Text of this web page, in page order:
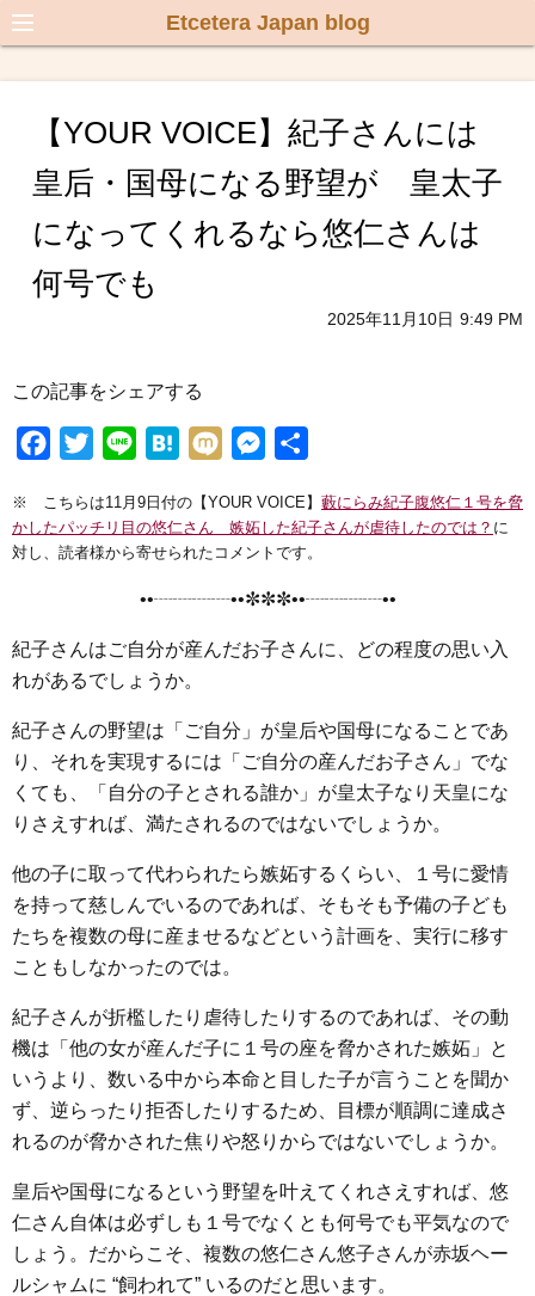
Etcetera Japan blog
【YOUR VOICE】紀子さんには
皇后・国母になる野望が 皇太子
になってくれるなら悠仁さんは
何号でも
2025年11月10日 9:49 PM
この記事をシェアする
c
e
o
k
i
t
r
n
e
H
t
e
M
x
s
s
n
g
※ こちらは11月9日付の【YOUR VOICE】 藪にらみ紀子腹悠仁１号を脅
かしたパッチリ目の悠仁さん 嫉妬した紀子さんが虐待したのでは？ に
対し、読者様から寄せられたコメントです。
••┈┈┈┈••✼✼✼••┈┈┈┈••
紀子さんはご自分が産んだお子さんに、どの程度の思い入
れがあるでしょうか。
紀子さんの野望は「ご自分」が皇后や国母になることであ
り、それを実現するには「ご自分の産んだお子さん」でな
くても、「自分の子とされる誰か」が皇太子なり天皇にな
りさえすれば、満たされるのではないでしょうか。
他の子に取って代わられたら嫉妬するくらい、１号に愛情
を持って慈しんでいるのであれば、そもそも予備の子ども
たちを複数の母に産ませるなどという計画を、実行に移す
こともしなかったのでは。
紀子さんが折檻したり虐待したりするのであれば、その動
機は「他の女が産んだ子に１号の座を脅かされた嫉妬」と
いうより、数いる中から本命と目した子が言うことを聞か
ず、逆らったり拒否したりするため、目標が順調に達成さ
れるのが脅かされた焦りや怒りからではないでしょうか。
皇后や国母になるという野望を叶えてくれさえすれば、悠
仁さん自体は必ずしも１号でなくとも何号でも平気なので
しょう。だからこそ、複数の悠仁さん悠子さんが赤坂ヘー
ルシャムに “飼われて” いるのだと思います。